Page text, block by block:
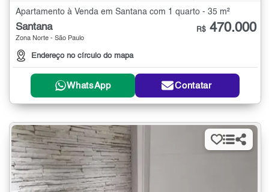
Apartamento à Venda em Santana com 1 quarto - 35 m²
Santana
Zona Norte - São Paulo
Endereço no círculo do mapa
R$ 470.000
WhatsApp Contatar